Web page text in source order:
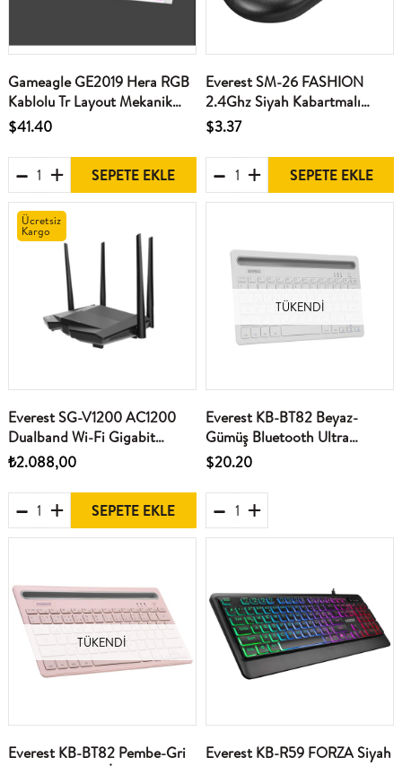
Gameagle GE2019 Hera RGB
Kablolu Tr Layout Mekanik
Beyaz Oyuncu Klavyesi
$41.40
SEPETE EKLE
Everest SM-26 FASHION
2.4Ghz Siyah Kabartmalı
Kablosuz Mouse
$3.37
SEPETE EKLE
Everest SG-V1200 AC1200
Dualband Wi-Fi Gigabit
VDSL2-ADSL2 4-5dbi Antenli
Kablosuz Modem Router
₺2.088,00
SEPETE EKLE
Ücretsiz
Kargo
TÜKENDI
Everest KB-BT82 Beyaz-
Gümüş Bluetooth Ultra
İnce+Şarjlı Q Mac-Win-
klavye
$20.20
TÜKENDI
Everest KB-BT82 Pembe-Gri
Everest KB-R59 FORZA Siyah